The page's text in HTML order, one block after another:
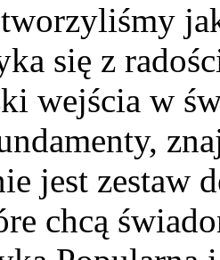
się z
wejścia w
jest zestaw
chcą